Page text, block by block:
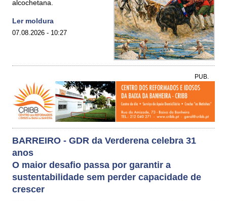
alcochetana.
Ler moldura
07.08.2026 - 10:27
PUB.
BARREIRO - GDR da Verderena celebra 31
anos
O maior desafio passa por garantir a
sustentabilidade sem perder capacidade de
crescer